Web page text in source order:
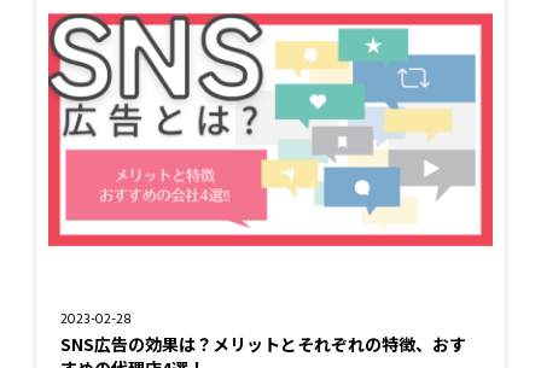
2023-02-28
SNS広告の効果は？メリットとそれぞれの特徴、おす